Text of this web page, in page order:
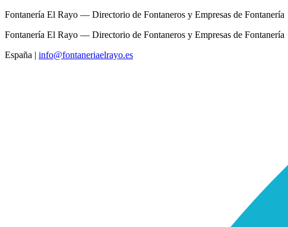
Fontanería El Rayo — Directorio de Fontaneros y Empresas de Fontanería
Fontanería El Rayo — Directorio de Fontaneros y Empresas de Fontanería
España | info@fontaneriaelrayo.es